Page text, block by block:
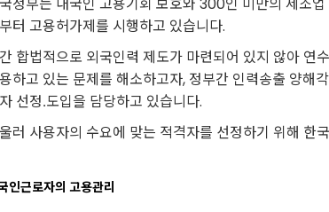
터 고용허가제를 시행하고 있습니다.
합법적으로 외국인력 제도가 마련되어 있지 않아 연
하고 있는 문제를 해소하고자, 정부간 인력송출 양
선정․도입을 담당하고 있습니다.
러 사용자의 수요에 맞는 적격자를 선정하기 위해 한
인근로자의 고용관리